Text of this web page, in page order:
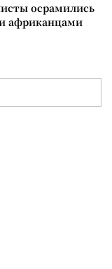
осрамились
африканцами